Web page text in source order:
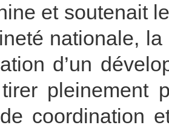
et soutenait
nationale,
d’un
pleinement
coordination